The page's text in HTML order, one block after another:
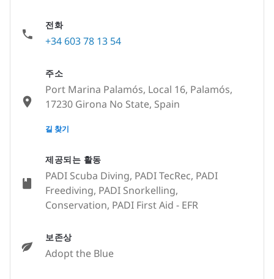
제공되는 활동
PADI Scuba Diving, PADI TecRec, PADI
Freediving, PADI Snorkelling,
Conservation, PADI First Aid - EFR
보존상
Adopt the Blue
전화
+34 603 78 13 54
주소
Port Marina Palamós, Local 16, Palamós,
17230 Girona No State, Spain
None
길 찾기